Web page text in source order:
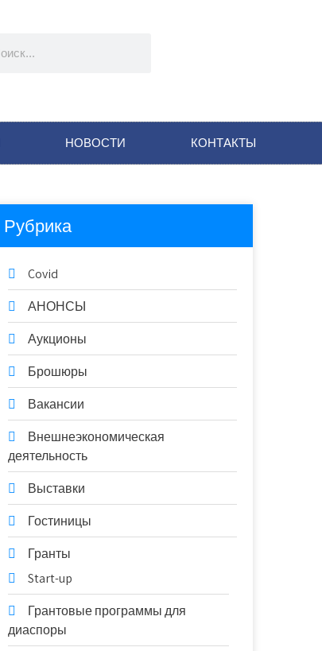
НОВОСТИ КОНТАКТЫ
Рубрика
Covid
АНОНСЫ
Аукционы
Брошюры
Вакансии
Внешнеэкономическая
деятельность
Выставки
Гостиницы
Гранты
Start-up
Грантовые программы для
диаспоры